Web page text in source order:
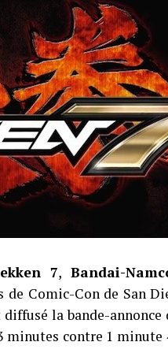
7,Bandai-
Comic-Con de San
la bande-annonce
contre 1 minute